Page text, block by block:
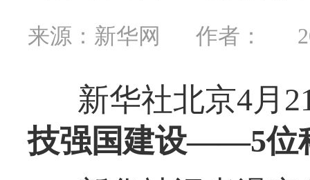
来源：新华网 作者：
新华社北京4月
技强国建设——5位